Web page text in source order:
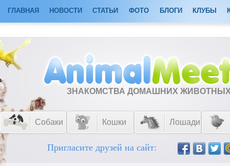
ГЛАВНАЯ НОВОСТИ СТАТЬИ ФОТО БЛОГИ КЛУБЫ
ЗНАКОМСТВА ДОМАШНИХ
Собаки Кошки Лошади
Пригласите друзей на сайт: